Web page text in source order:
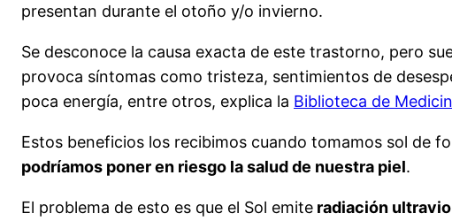
presentan durante el otoño y/o invierno.
Se desconoce la causa exacta de este trastorno, pero
provoca síntomas como tristeza, sentimientos de
poca energía, entre otros, explica la Biblioteca de
Estos beneficios los recibimos cuando tomamos sol de
podríamos poner en riesgo la salud de nuestra piel.
El problema de esto es que el Sol emite radiación